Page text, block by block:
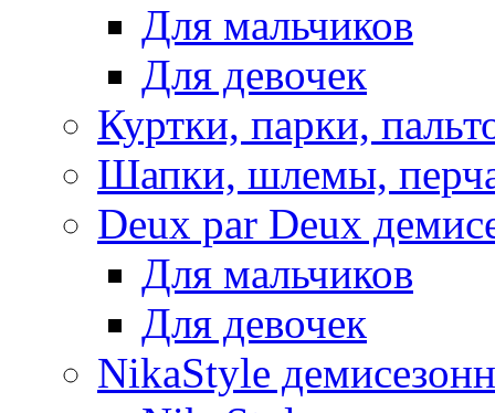
Для мальчиков
Для девочек
Куртки, парки,
Шапки, шлемы,
Deux par Deux
Для мальчиков
Для девочек
NikaStyle